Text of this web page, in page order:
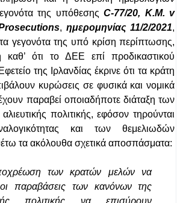
της υπόθεσηςC-77/20, K.M. v
, ημερομηνίας 11/2/2021,
τα γεγονότα της υπό κρίση περίπτωσης,
καθ’ ότι το ΔΕΕ επί προδικαστικού
της Ιρλανδίας έκρινε ότι τα κράτη
κυρώσεις σε φυσικά και νομικά
παραβεί οποιαδήποτε διάταξη των
πολιτικής, εφόσον τηρούνται
και των θεμελιωδών
τα ακόλουθα σχετικά αποσπάσματα:
των κρατών μελών να
παραβάσεις των κανόνων της
πολιτικής να επισύρουν